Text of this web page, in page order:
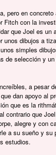
pero en
con la
que Joel es un
unos dibujos a
simples
selección y
a pesar
dan apoyo al
que es la
contrario que
alegre y con
a su sueño y
estudios.